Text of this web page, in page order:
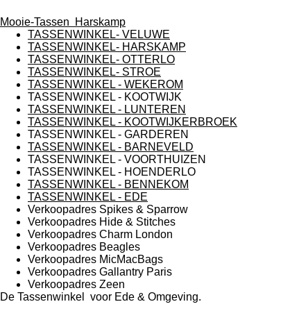
Mooie-Tassen Harskamp
TASSENWINKEL- VELUWE
TASSENWINKEL- HARSKAMP
TASSENWINKEL- OTTERLO
TASSENWINKEL- STROE
TASSENWINKEL - WEKEROM
TASSENWINKEL - KOOTWIJK
TASSENWINKEL - LUNTEREN
TASSENWINKEL - KOOTWIJKERBROEK
TASSENWINKEL - GARDEREN
TASSENWINKEL - BARNEVELD
TASSENWINKEL - VOORTHUIZEN
TASSENWINKEL - HOENDERLO
TASSENWINKEL - BENNEKOM
TASSENWINKEL - EDE
Verkoopadres Spikes & Sparrow
Verkoopadres Hide & Stitches
Verkoopadres Charm London
Verkoopadres Beagles
Verkoopadres MicMacBags
Verkoopadres Gallantry Paris
Verkoopadres Zeen
De Tassenwinkel voor Ede & Omgeving.